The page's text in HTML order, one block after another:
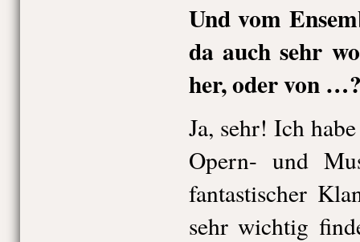
Und vom
da auch sehr
her, oder von
Ja, sehr! Ich
Opern- und
fantastischer
sehr wichtig